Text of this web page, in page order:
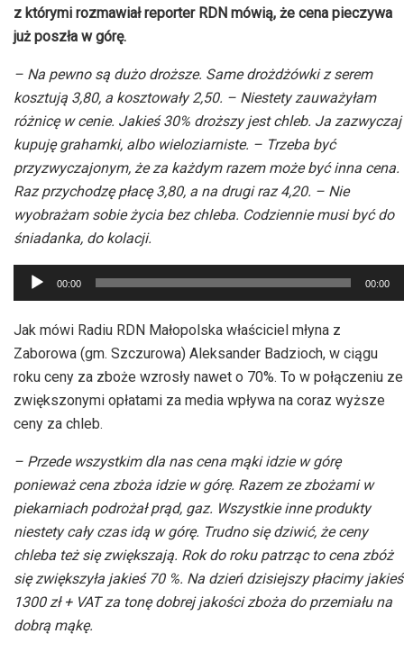
z którymi rozmawiał reporter RDN mówią, że cena pieczywa
już poszła w górę.
– Na pewno są dużo droższe. Same drożdżówki z serem
kosztują 3,80, a kosztowały 2,50. – Niestety zauważyłam
różnicę w cenie. Jakieś 30% droższy jest chleb. Ja zazwyczaj
kupuję grahamki, albo wieloziarniste. – Trzeba być
przyzwyczajonym, że za każdym razem może być inna cena.
Raz przychodzę płacę 3,80, a na drugi raz 4,20. – Nie
wyobrażam sobie życia bez chleba. Codziennie musi być do
śniadanka, do kolacji.
Odtwarzacz
plików
dźwiękowych
00:00 00:00
Jak mówi Radiu RDN Małopolska właściciel młyna z
Zaborowa (gm. Szczurowa) Aleksander Badzioch, w ciągu
roku ceny za zboże wzrosły nawet o 70%. To w połączeniu ze
zwiększonymi opłatami za media wpływa na coraz wyższe
ceny za chleb.
– Przede wszystkim dla nas cena mąki idzie w górę
ponieważ cena zboża idzie w górę. Razem ze zbożami w
piekarniach podrożał prąd, gaz. Wszystkie inne produkty
niestety cały czas idą w górę. Trudno się dziwić, że ceny
chleba też się zwiększają. Rok do roku patrząc to cena zbóż
się zwiększyła jakieś 70 %. Na dzień dzisiejszy płacimy jakieś
1300 zł + VAT za tonę dobrej jakości zboża do przemiału na
dobrą mąkę.